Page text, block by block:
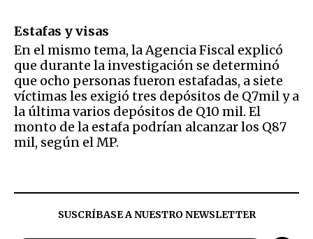
Estafas y visas
En el mismo tema, la Agencia Fiscal explicó
que durante la investigación se determinó
que ocho personas fueron estafadas, a siete
víctimas les exigió tres depósitos de Q7mil y a
la última varios depósitos de Q10 mil. El
monto de la estafa podrían alcanzar los Q87
mil, según el MP.
SUSCRÍBASE A NUESTRO NEWSLETTER